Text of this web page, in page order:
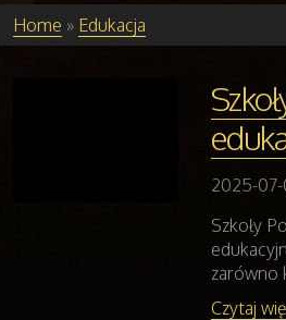
Home » Edukacja
2025-
Szkoły
zarówno
Czytaj